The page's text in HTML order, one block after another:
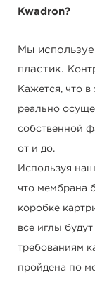
Kwadron?
Мы
пластик.
Кажется, что
реально
собственной
от и до.
Используя
что мембрана
коробке
все иглы
требованиям
пройдена по